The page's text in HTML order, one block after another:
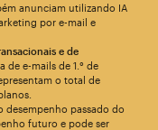
anunciam utilizando IA
por e-mail e
e de
de e-mails de 1.° de
o total de
desempenho passado do
futuro e pode ser